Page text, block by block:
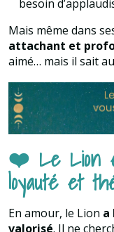
besoin
Mais même dans
attachant et
aimé… mais il sait
❤️ Le Lion
loyauté et
En amour, le Lion a
valorisé. Il ne